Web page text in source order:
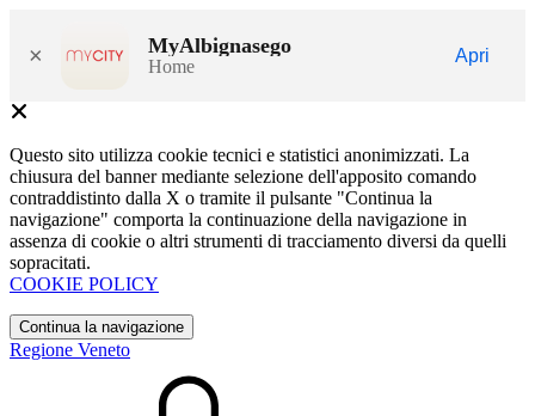
× MyAlbignasego
Home
Apri
Questo sito utilizza cookie tecnici e statistici anonimizzati. La
chiusura del banner mediante selezione dell'apposito comando
contraddistinto dalla X o tramite il pulsante "Continua la
navigazione" comporta la continuazione della navigazione in
assenza di cookie o altri strumenti di tracciamento diversi da quelli
sopracitati.
COOKIE POLICY
Continua la navigazione
Regione Veneto